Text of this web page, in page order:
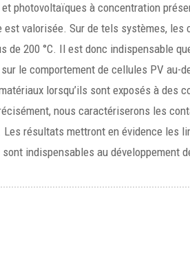
photovoltaïques à concentration
valorisée. Sur de tels systèmes,
de 200 °C. Il est donc indispensable
le comportement de cellules PV au-
lorsqu’ils sont exposés à
nous caractériserons les
résultats mettront en évidence
indispensables au développement